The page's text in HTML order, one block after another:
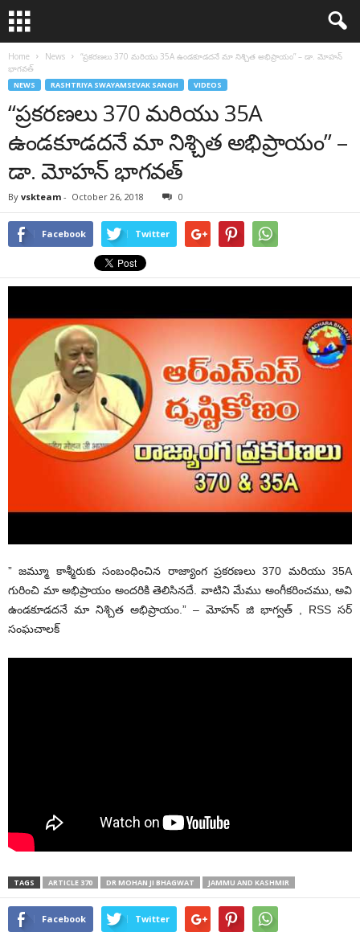
Home News
“ప్రకరణలు 370 మరియు 35A ఉండకూడదనే మా నిశ్చిత అభిప్రాయం” – డా. మోహన్
భాగవత్
NEWS RASHTRIYA SWAYAMSEVAK SANGH VIDEOS
“ప్రకరణలు 370 మరియు 35A
ఉండకూడదనే మా నిశ్చిత అభిప్రాయం” –
డా. మోహన్ భాగవత్
By vskteam - October 26, 2018 0
Facebook Twitter
” జమ్మూ కాశ్మీరుకు సంబంధించిన రాజ్యాంగ ప్రకరణలు 370 మరియు 35A
గురించి మా అభిప్రాయం అందరికి తెలిసినదే. వాటిని మేము అంగీకరించము, అవి
ఉండకూడదనే మా నిశ్చిత అభిప్రాయం.” – మోహన్ జి భాగ్వత్ , RSS సర్
సంఘచాలక్
TAGS ARTICLE 370 DR MOHAN JI BHAGWAT JAMMU AND KASHMIR
Facebook Twitter